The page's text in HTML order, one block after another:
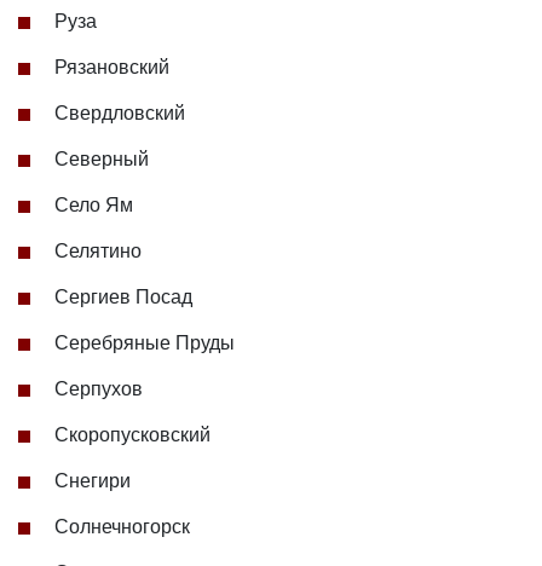
Руза
Рязановский
Свердловский
Северный
Село Ям
Селятино
Сергиев Посад
Серебряные Пруды
Серпухов
Скоропусковский
Снегири
Солнечногорск